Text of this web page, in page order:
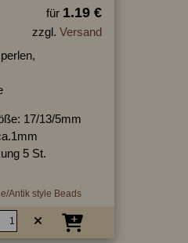
für 1.19 €
zzgl. Versand
17/13/5mm
5 St.
Antik style Beads